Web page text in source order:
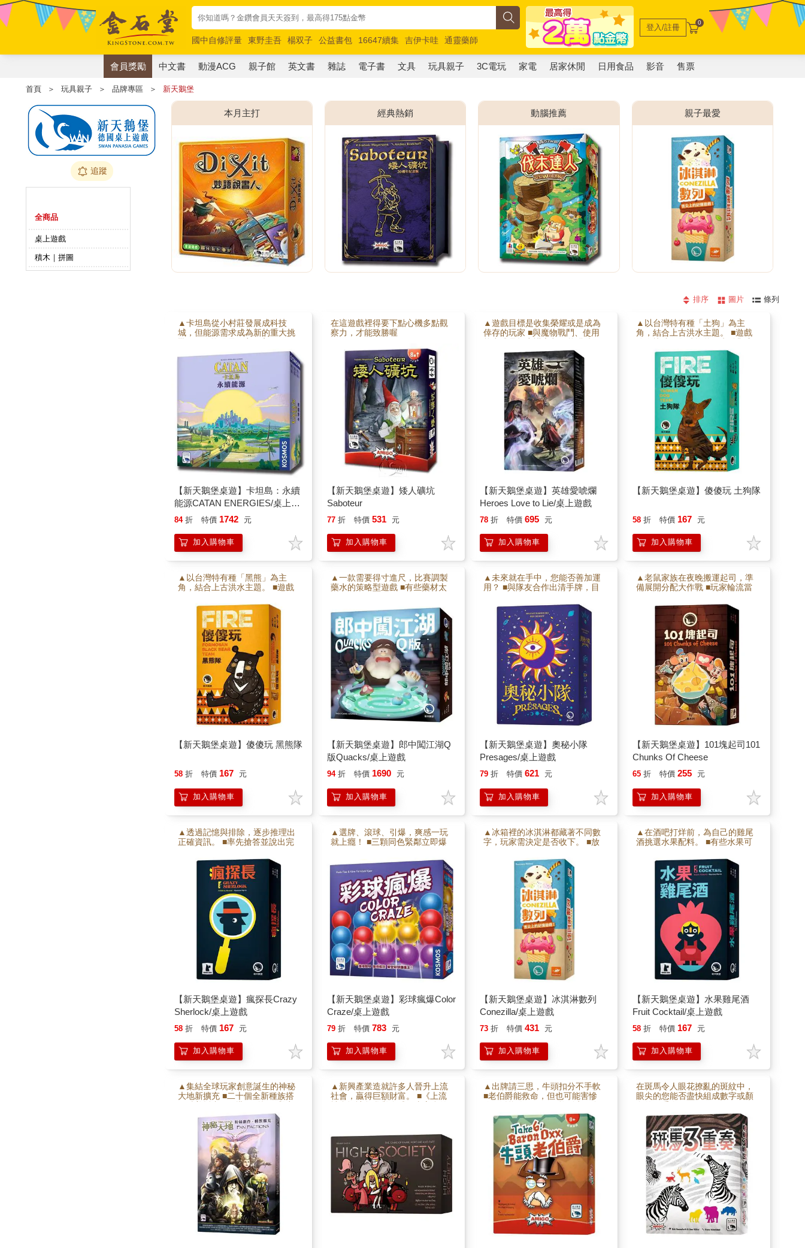
國中自修評量 東野圭吾 楊双子 公益書包 16647續集 吉伊卡哇
通靈藥師
唯紅花綻放
奧德賽 路邊攤新作 馬斯克 玩具總動員5 超慢跑
登入/註冊 0
會員獎勵 中文書 動漫ACG 親子館 英文書 雜誌 電子書 文具 玩具親子 3C電玩 家電 居家休閒 日用食品 影音 售票
首頁 ＞ 玩具親子 ＞ 品牌專區 ＞ 新天鵝堡
追蹤
全商品
桌上遊戲
積木｜拼圖
本月主打 經典熱銷 動腦推薦 親子最愛
排序 圖片 條列
▲卡坦島從小村莊發展成科技
城，但能源需求成為新的重大挑
再生能源能降低環境影響，選擇
將影響未來。 ■過度污染可能毀
滅卡坦島並提前結束遊戲，準備
迎接能源挑戰吧！
【新天鵝堡桌遊】卡坦島：永續
能源CATAN ENERGIES/桌上遊
戲
84 折 特價 1742 元
加入購物車
在這遊戲裡得要下點心機多點觀
察力，才能致勝喔
【新天鵝堡桌遊】矮人礦坑
Saboteur
77 折 特價 531 元
加入購物車
▲遊戲目標是收集榮耀或是成為
倖存的玩家 ■與魔物戰鬥、使用
結合虛張聲勢、戰鬥與冒險的精
采小品遊戲！
【新天鵝堡桌遊】英雄愛唬爛
Heroes Love to Lie/桌上遊戲
78 折 特價 695 元
加入購物車
▲以台灣特有種「土狗」為主
角，結合上古洪水主題。 ■遊戲
與反應速度。 ■可與《傻傻玩 黑
熊隊》搭配，最多12人一起遊
【新天鵝堡桌遊】傻傻玩 土狗隊
58 折 特價 167 元
加入購物車
▲以台灣特有種「黑熊」為主
角，結合上古洪水主題。 ■遊戲
與反應速度。 ■可與《傻傻玩 土
狗隊》搭配，最多12人一起遊
【新天鵝堡桌遊】傻傻玩 黑熊隊
58 折 特價 167 元
加入購物車
▲一款需要得寸進尺，比賽調製
藥水的策略型遊戲 ■有些藥材太
豐富 ■進階規則讓遊戲玩法變得
更多元豐富，增添樂趣
【新天鵝堡桌遊】郎中闖江湖Q
版Quacks/桌上遊戲
94 折 特價 1690 元
加入購物車
▲未來就在手中，您能否善加運
用？ ■與隊友合作出清手牌，目
禁止溝通，考驗觀察力與團隊理
解能力。
【新天鵝堡桌遊】奧秘小隊
Presages/桌上遊戲
79 折 特價 621 元
加入購物車
▲老鼠家族在夜晚搬運起司，準
備展開分配大作戰 ■玩家輪流當
導他人 ■結合機率判斷與小心
機，輕鬆又緊張的推理派對遊
【新天鵝堡桌遊】101塊起司101
Chunks Of Cheese
65 折 特價 255 元
加入購物車
▲透過記憶與排除，逐步推理出
正確資訊。 ■率先搶答並說出完
與推理，節奏緊湊又充滿刺激
【新天鵝堡桌遊】瘋探長Crazy
Sherlock/桌上遊戲
58 折 特價 167 元
加入購物車
▲選牌、滾球、引爆，爽感一玩
就上癮！ ■三顆同色緊鄰立即爆
前衝刺高分，你就是下一位彩球
爆爆王！
【新天鵝堡桌遊】彩球瘋爆Color
Craze/桌上遊戲
79 折 特價 783 元
加入購物車
▲冰箱裡的冰淇淋都藏著不同數
字，玩家需決定是否收下。 ■放
球，考驗眼力與勇氣。 ■率先成
功堆滿十球的人，能享受最甜美
的勝利時刻！
【新天鵝堡桌遊】冰淇淋數列
Conezilla/桌上遊戲
73 折 特價 431 元
加入購物車
▲在酒吧打烊前，為自己的雞尾
酒挑選水果配料。 ■有些水果可
估。 ■最後比拚總分高低，適合
朋友聚會與派對場合。
【新天鵝堡桌遊】水果雞尾酒
Fruit Cocktail/桌上遊戲
58 折 特價 167 元
加入購物車
▲集結全球玩家創意誕生的神秘
大地新擴充 ■二十個全新種族搭
隊擴充》進行遊戲 ■部分種族需
同時使用《火山與冰原擴充》
▲新興產業造就許多人晉升上流
社會，贏得巨額財富。 ■《上流
低價入手，再謀取倍增的投資。
■成為上流社會的最大贏家，迎
接挑戰，避免一夕返貧。
▲出牌請三思，牛頭扣分不手軟
■老伯爵能救命，但也可能害慘
收走 ■一玩就上癮的爆笑扣分對
決！
在斑馬令人眼花撩亂的斑紋中，
眼尖的您能否盡快組成數字或顏